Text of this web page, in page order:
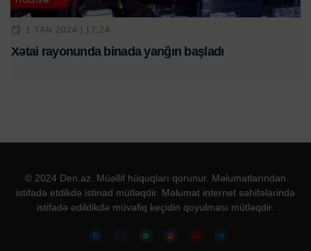
1 YAN 2024 | 17:24
Xətai rayonunda binada yanğın başladı
© 2024 Den.az. Müəllif hüquqları qorunur. Məlumatlarından
istifadə etdikdə istinad mütləqdir. Məlumat internet səhifələrində
istifadə edildikdə müvafiq keçidin qoyulması mütləqdir.